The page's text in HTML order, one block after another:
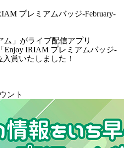
プレミアムバッジ-February-
ム 」がライブ配信アプリ
Enjoy IRIAM プレミアムバッジ-
入賞いたしました！
ント